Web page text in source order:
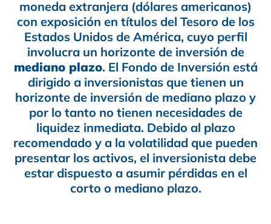
moneda extranjera (dólares americanos)
con exposición en títulos del Tesoro de los
Estados Unidos de América, cuyo perfil
involucra un horizonte de inversión de
mediano plazo. El Fondo de Inversión está
dirigido a inversionistas que tienen un
horizonte de inversión de mediano plazo y
por lo tanto no tienen necesidades de
liquidez inmediata. Debido al plazo
recomendado y a la volatilidad que pueden
presentar los activos, el inversionista debe
estar dispuesto a asumir pérdidas en el
corto o mediano plazo.